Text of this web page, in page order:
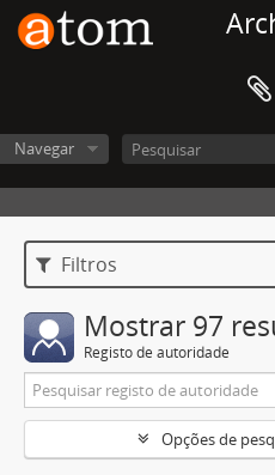
Navegar
Filtros
Mostrar 97
Registo de autoridade
Opções de